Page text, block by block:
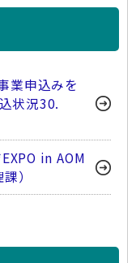
業申込みを
状況30.
in AOM
）